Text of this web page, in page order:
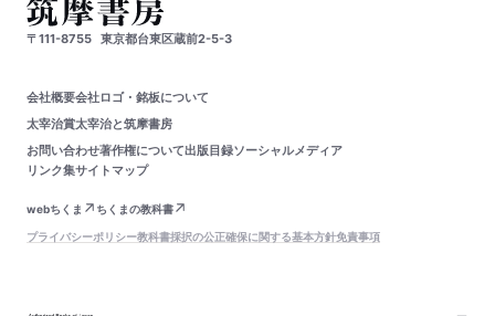
〒111-8755 東京都台東区蔵前2-5-3
会社概要会社ロゴ・銘板について
太宰治賞太宰治と筑摩書房
お問い合わせ著作権について出版目録ソーシャルメディア
リンク集サイトマップ
webちくま
ちくまの教科書
プライバシーポリシー教科書採択の公正確保に関する基本方針免責事項